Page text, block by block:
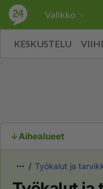
Valikko
KESKUSTELU
Aihealueet
Työkalut ja